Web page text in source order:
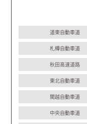
道東自動車道
札樽自動車道
秋田高速道路
東北自動車道
関越自動車道
中央自動車道